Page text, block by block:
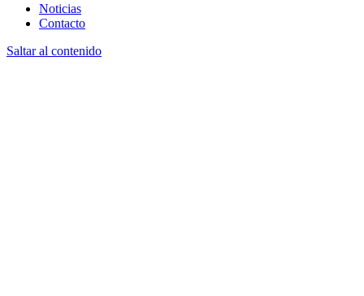
Noticias
Contacto
Saltar al contenido